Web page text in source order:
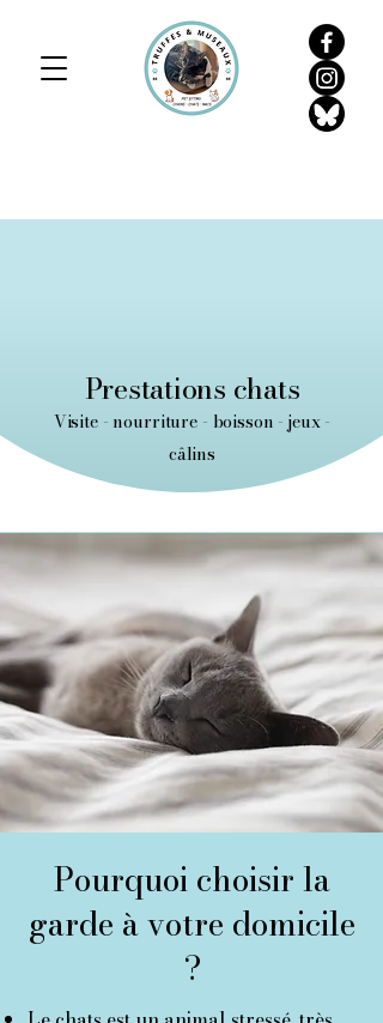
Prestations chats
Visite - nourriture - boisson - jeux -
câlins
Pourquoi choisir la
garde à votre domicile
?